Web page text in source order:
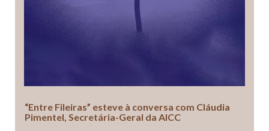
“Entre Fileiras” esteve à conversa com Cláudia
Pimentel, Secretária-Geral da AICC